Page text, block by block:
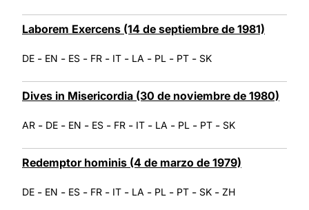
Laborem Exercens (14 de septiembre de 1981)
DE - EN - ES - FR - IT - LA - PL - PT - SK
Dives in Misericordia (30 de noviembre de 1980)
AR - DE - EN - ES - FR - IT - LA - PL - PT - SK
Redemptor hominis (4 de marzo de 1979)
DE - EN - ES - FR - IT - LA - PL - PT - SK - ZH